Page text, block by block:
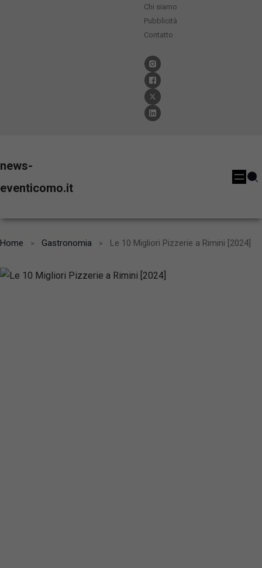
Chi siamo
Pubblicità
Contatto
news-
eventicomo.it
Home Gastronomia Le 10 Migliori Pizzerie a Rimini [2024]